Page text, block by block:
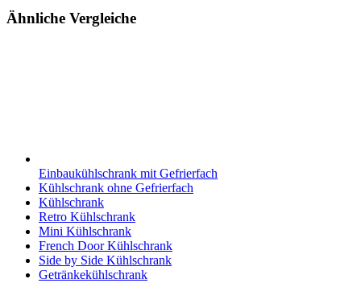
Ähnliche Vergleiche
Einbaukühlschrank mit Gefrierfach
Kühlschrank ohne Gefrierfach
Kühlschrank
Retro Kühlschrank
Mini Kühlschrank
French Door Kühlschrank
Side by Side Kühlschrank
Getränkekühlschrank